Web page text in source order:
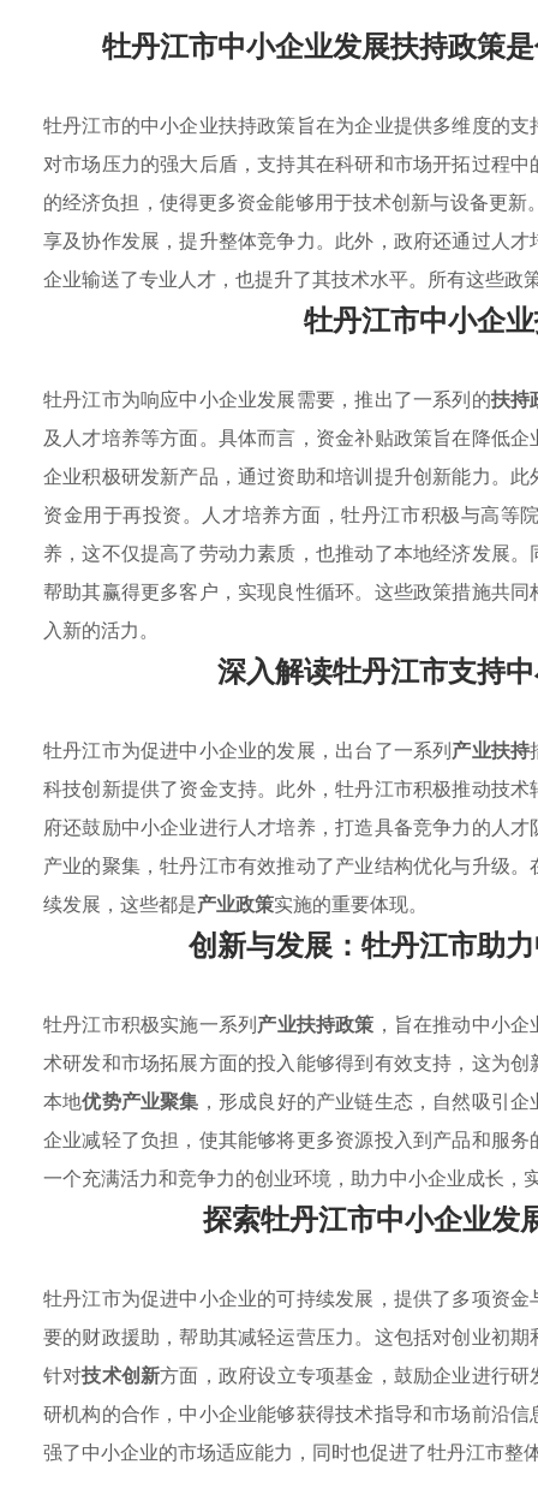
牡丹江市中小企业发展扶持政策
牡丹江市的中小企业扶持政策旨在为企业提供多维度的
对市场压力的强大后盾，支持其在科研和市场开拓过程
的经济负担，使得更多资金能够用于技术创新与设备更
享及协作发展，提升整体竞争力。此外，政府还通过人
企业输送了专业人才，也提升了其技术水平。所有这些
牡丹江市中小企
牡丹江市为响应中小企业发展需要，推出了一系列的扶持
及人才培养等方面。具体而言，资金补贴政策旨在降低
企业积极研发新产品，通过资助和培训提升创新能力。
资金用于再投资。人才培养方面，牡丹江市积极与高等
养，这不仅提高了劳动力素质，也推动了本地经济发展
帮助其赢得更多客户，实现良性循环。这些政策措施共
入新的活力。
深入解读牡丹江市支持
牡丹江市为促进中小企业的发展，出台了一系列产业扶持
科技创新提供了资金支持。此外，牡丹江市积极推动技
府还鼓励中小企业进行人才培养，打造具备竞争力的人
产业的聚集，牡丹江市有效推动了产业结构优化与升级
续发展，这些都是产业政策实施的重要体现。
创新与发展：牡丹江市助
牡丹江市积极实施一系列产业扶持政策 ，旨在推动中小
术研发和市场拓展方面的投入能够得到有效支持，这为
本地优势产业聚集 ，形成良好的产业链生态，自然吸引
企业减轻了负担，使其能够将更多资源投入到产品和服
一个充满活力和竞争力的创业环境，助力中小企业成长，
探索牡丹江市中小企业发
牡丹江市为促进中小企业的可持续发展，提供了多项资
要的财政援助，帮助其减轻运营压力。这包括对创业初
针对技术创新方面，政府设立专项基金，鼓励企业进行
研机构的合作，中小企业能够获得技术指导和市场前沿
强了中小企业的市场适应能力，同时也促进了牡丹江市整